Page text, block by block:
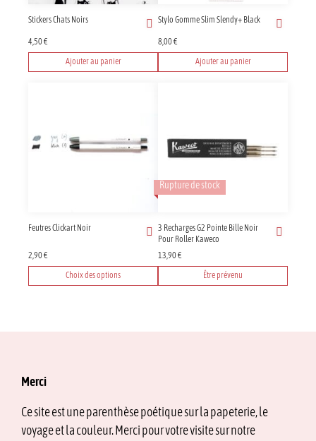
Stickers Chats Noirs
4,50€
Ajouter au panier
Stylo Gomme Slim Slendy+ Black
8,00€
Ajouter au panier
Feutres Clickart Noir
2,90€
Choix des options
options
choisies
sur
Rupture de stock
3 Recharges G2 Pointe Bille Noir
Pour Roller Kaweco
13,90€
Être prévenu
Merci
Ce site est une parenthèse poétique sur la papeterie, le
voyage et la couleur. Merci pour votre visite sur notre